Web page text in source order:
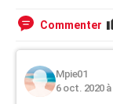
Commenter
Mpie01
6 oct. 2020 à